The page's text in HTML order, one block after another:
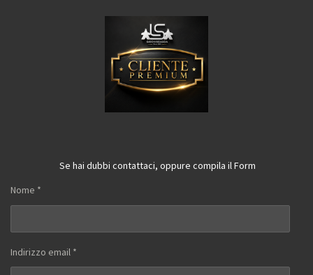
Se hai dubbi contattaci, oppure compila il Form
Nome *
Indirizzo email *